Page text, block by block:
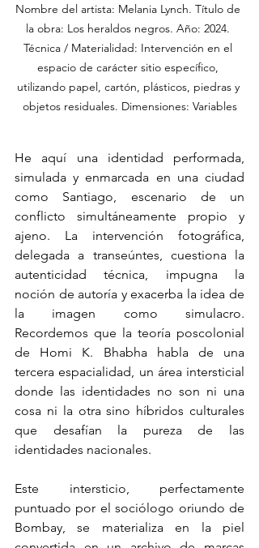
Nombre del artista: Melania Lynch. Título de
la obra: Los heraldos negros. Año: 2024.
Técnica / Materialidad: Intervención en el
espacio de carácter sitio específico,
utilizando papel, cartón, plásticos, piedras y
objetos residuales. Dimensiones: Variables
He aquí una identidad performada,
simulada y enmarcada en una ciudad
como Santiago, escenario de un
conflicto simultáneamente propio y
ajeno. La intervención fotográfica,
delegada a transeúntes, cuestiona la
autenticidad técnica, impugna la
noción de autoría y exacerba la idea de
la imagen como simulacro.
Recordemos que la teoría poscolonial
de Homi K. Bhabha habla de una
tercera espacialidad, un área intersticial
donde las identidades no son ni una
cosa ni la otra sino híbridos culturales
que desafían la pureza de las
identidades nacionales.
Este intersticio, perfectamente
puntuado por el sociólogo oriundo de
Bombay, se materializa en la piel